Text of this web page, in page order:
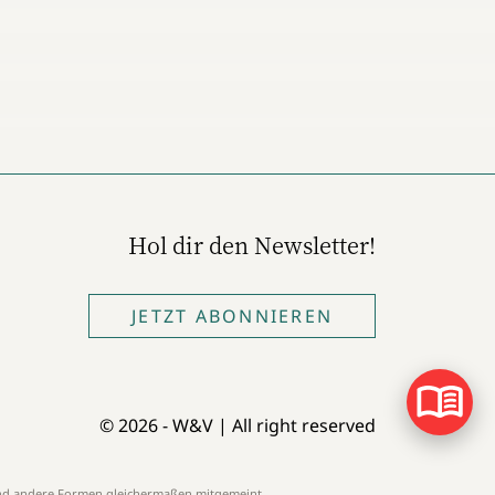
Hol dir den Newsletter!
JETZT ABONNIEREN
© 2026 - W&V | All right reserved